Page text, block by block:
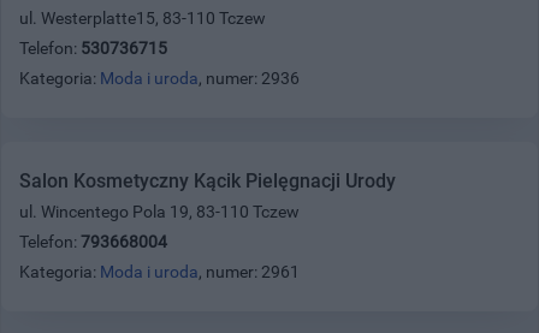
ul. Westerplatte15, 83-110 Tczew
Telefon: 530736715
Kategoria: Moda i uroda, numer: 2936
Salon Kosmetyczny Kącik Pielęgnacji Urody
ul. Wincentego Pola 19, 83-110 Tczew
Telefon: 793668004
Kategoria: Moda i uroda, numer: 2961